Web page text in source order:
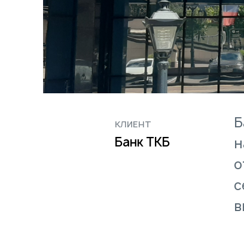
Банк ТКБ
КЛИЕНТ